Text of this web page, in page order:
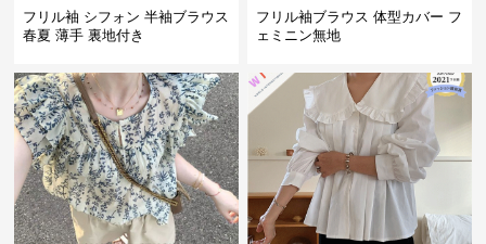
フリル袖 シフォン 半袖ブラウス
春夏 薄手 裏地付き
フリル袖ブラウス 体型カバー フ
ェミニン無地